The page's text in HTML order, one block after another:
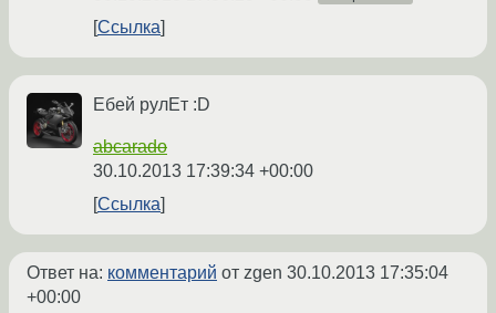
Ссылка
Ебей рулЕт :D
abcarado
30.10.2013 17:39:34 +00:00
Ссылка
Ответ на: комментарий от zgen 30.10.2013 17:35:04
+00:00